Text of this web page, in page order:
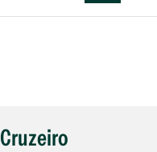
Cruzeiro